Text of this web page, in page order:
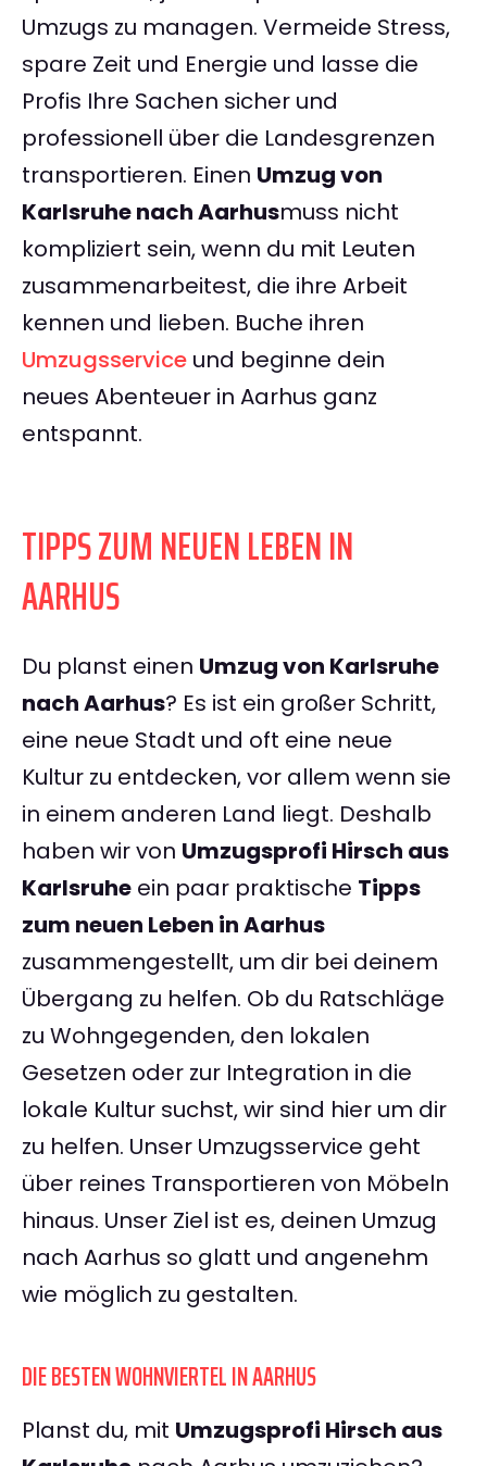
Umzugs zu managen. Vermeide Stress,
spare Zeit und Energie und lasse die
Profis Ihre Sachen sicher und
professionell über die Landesgrenzen
transportieren. Einen Umzug von
Karlsruhe nach Aarhusmuss nicht
kompliziert sein, wenn du mit Leuten
zusammenarbeitest, die ihre Arbeit
kennen und lieben. Buche ihren
Umzugsservice und beginne dein
neues Abenteuer in Aarhus ganz
entspannt.
TIPPS ZUM NEUEN LEBEN IN
AARHUS
Du planst einen Umzug von Karlsruhe
nach Aarhus? Es ist ein großer Schritt,
eine neue Stadt und oft eine neue
Kultur zu entdecken, vor allem wenn sie
in einem anderen Land liegt. Deshalb
haben wir von Umzugsprofi Hirsch aus
Karlsruhe ein paar praktische Tipps
zum neuen Leben in Aarhus
zusammengestellt, um dir bei deinem
Übergang zu helfen. Ob du Ratschläge
zu Wohngegenden, den lokalen
Gesetzen oder zur Integration in die
lokale Kultur suchst, wir sind hier um dir
zu helfen. Unser Umzugsservice geht
über reines Transportieren von Möbeln
hinaus. Unser Ziel ist es, deinen Umzug
nach Aarhus so glatt und angenehm
wie möglich zu gestalten.
DIE BESTEN WOHNVIERTEL IN AARHUS
Planst du, mit Umzugsprofi Hirsch aus